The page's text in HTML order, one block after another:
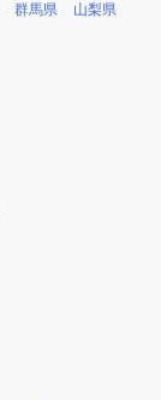
群馬県 山梨県